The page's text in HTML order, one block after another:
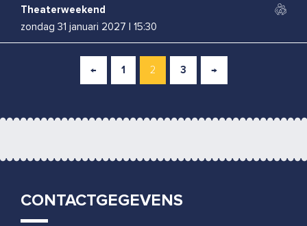
Theaterweekend
zondag 31 januari 2027
15:30
Boban Braspenning
woensdag 3 februari 2027
|20:00
zaterdag 13 februari 2027| 20:00
Rapalje
vrijdag 26 maart 2027
← 1 2 3 →
CONTACTGEGEVENS